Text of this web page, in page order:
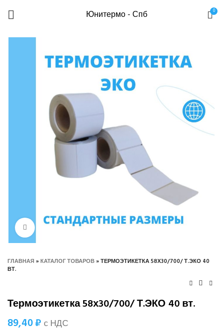
Юнитермо - Спб 0
Нажмите, чтобы увеличить
ГЛАВНАЯ»КАТАЛОГ ТОВАРОВ»ТЕРМОЭТИКЕТКА 58Х30/700/ Т.ЭКО 40
ВТ.
Термоэтикетка 58х30/700/ Т.ЭКО 40 вт.
89,40₽ с НДС